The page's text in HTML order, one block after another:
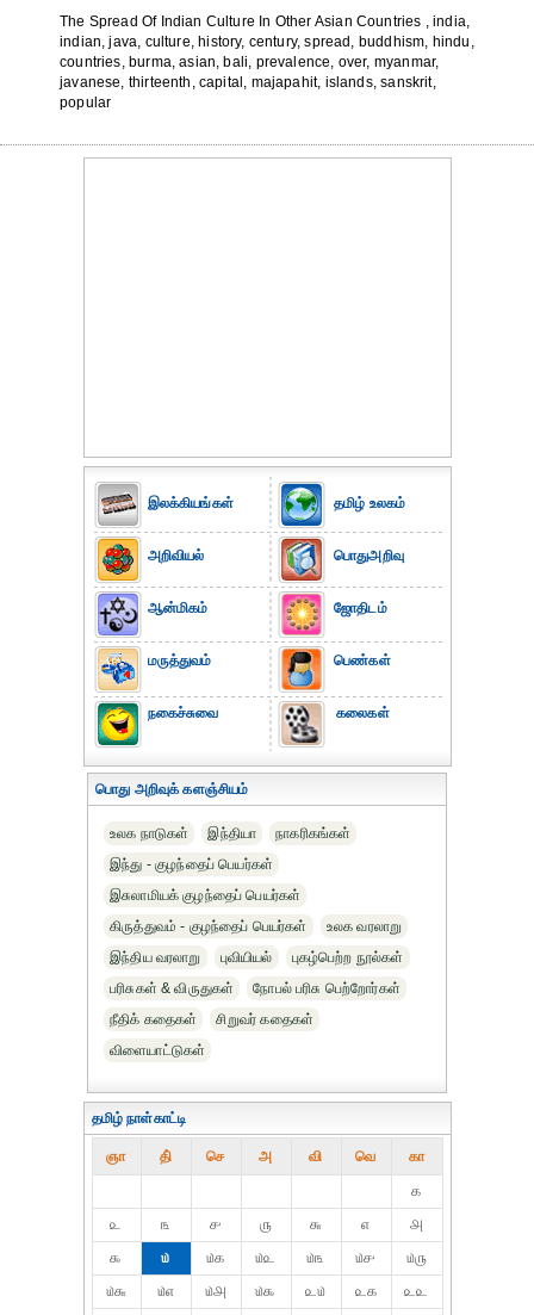
The Spread Of Indian Culture In Other Asian Countries , india,
indian, java, culture, history, century, spread, buddhism, hindu,
countries, burma, asian, bali, prevalence, over, myanmar,
javanese, thirteenth, capital, majapahit, islands, sanskrit,
popular
இலக்கியங்கள்
அறிவியல்
ஆன்மிகம்
மருத்துவம்
நகைச்சுவை
தமிழ் உலகம்
பொதுஅறிவு
ஜோதிடம்
பெண்கள்
கலைகள்
பொது அறிவுக் களஞ்சியம்
உலக நாடுகள் இந்தியா
நாகரிகங்கள்
இந்து - குழந்தைப் பெயர்கள்
இசுலாமியக் குழந்தைப் பெயர்கள்
கிருத்துவம் - குழந்தைப் பெயர்கள்
உலக வரலாறு
இந்திய வரலாறு
புவியியல்
புகழ்பெற்ற நூல்கள்
பரிசுகள் & விருதுகள்
நோபல் பரிசு‎ பெற்றோர்‎கள்
நீதிக் கதைகள்
சிறுவர் கதைகள்
விளையாட்டுகள்
தமிழ் நாள்காட்டி
ஞா தி் செ அ வி வெ கா
௧
௨
௩ ௪ ௫ ௬ ௭
௮
௯
௰ ௰௧ ௰௨ ௰௩ ௰௪
௰௫
௰௬
௰௭ ௰௮ ௰௯ ௨௰ ௨௧
௨௨